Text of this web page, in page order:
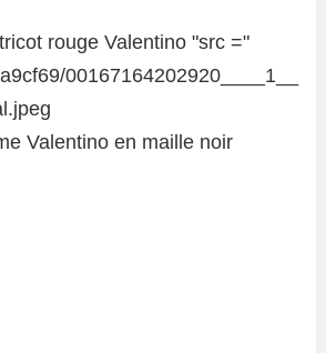
Valentino en maille noir